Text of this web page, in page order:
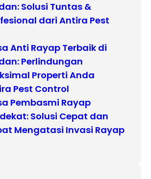
Solusi Tuntas &
dari Antira Pest
Anti Rayap Terbaik di
Perlindungan
Properti Anda
Pest Control
Pembasmi Rayap
Solusi Cepat dan
Mengatasi Invasi Rayap